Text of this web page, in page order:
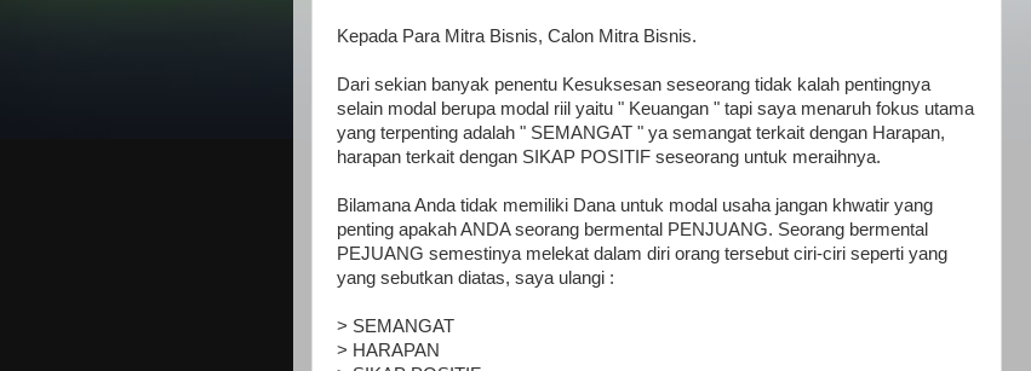
Kepada Para Mitra Bisnis, Calon Mitra Bisnis.
Dari sekian banyak penentu Kesuksesan seseorang tidak kalah pentingnya
selain modal berupa modal riil yaitu " Keuangan " tapi saya menaruh fokus utama
yang terpenting adalah " SEMANGAT " ya semangat terkait dengan Harapan,
harapan terkait dengan SIKAP POSITIF seseorang untuk meraihnya.
Bilamana Anda tidak memiliki Dana untuk modal usaha jangan khwatir yang
penting apakah ANDA seorang bermental PENJUANG. Seorang bermental
PEJUANG semestinya melekat dalam diri orang tersebut ciri-ciri seperti yang
yang sebutkan diatas, saya ulangi :
> SEMANGAT
> HARAPAN